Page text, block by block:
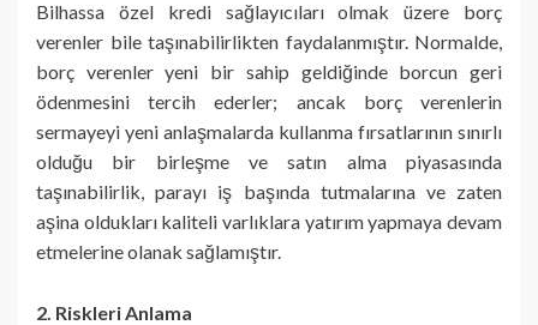
Bilhassa özel kredi sağlayıcıları olmak üzere borç
verenler bile taşınabilirlikten faydalanmıştır. Normalde,
borç verenler yeni bir sahip geldiğinde borcun geri
ödenmesini tercih ederler; ancak borç verenlerin
sermayeyi yeni anlaşmalarda kullanma fırsatlarının sınırlı
olduğu bir birleşme ve satın alma piyasasında
taşınabilirlik, parayı iş başında tutmalarına ve zaten
aşina oldukları kaliteli varlıklara yatırım yapmaya devam
etmelerine olanak sağlamıştır.
2. Riskleri Anlama